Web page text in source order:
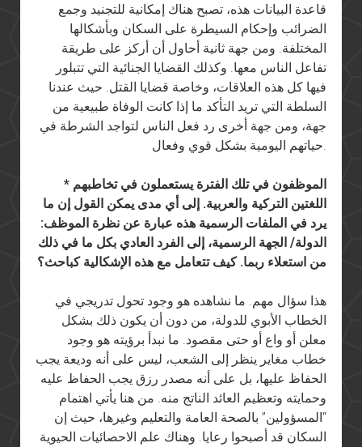
قاعدة البيانات هذه، تصبح هناك إمكانية للتجنيد وجمع
الضرائب وإحكام السيطرة على السكان وبأشكالها
المختلفة. ومن جهة ثانية أحاول أن أركز على طريقة
تفاعل الناس معها. وكذلك القضايا الجنائية التي تتبلور
فيها كل هذه العلاقات، وخاصة قضايا القتل. حيث عندنا
السلطة التي تريد التأكد ما إذا كانت الوفاة طبيعية من
جهة، ومن جهة أخرى رد فعل الناس لتواجد الشرطة في
* الموظفون في تلك الفترة يستعملون في تخاطبهم
اللغتين التركية والعربية. إلى أي مدى يمكن القول إن ما
يرد في الملفات الرسمية هذه عبارة عن نظرة الموظف:
الدولة/ الجهة الرسمية، إلى الفرد العادي بكل ما في ذلك
من استعلاء ربما. كيف تتعامل مع هذه الإشكالية كباحث؟
هذا سؤال مهم. ما نشاهده هو وجود تحول تدريجي في
الخطاب الأبوي للدولة، من دون أن يكون ذلك بشكل
معلن أو واع أو حتى مقصود. ما نبدأ برؤيته هو وجود
خطاب مغاير ينظر إلى الشعب، ليس على أنه وديعة يجب
الحفاظ عليها، بل على أنه مصدر رزق يجب الحفاظ عليه
وحمايته وتعظيم العائد الناتج منه. من هنا يأتي اهتمام
“المسؤولين” بالصحة العامة والتعليم وغيرها، حيث إن
السكان قد أصبحوا رعايا. وهناك علم الاحصائيات الحيوية